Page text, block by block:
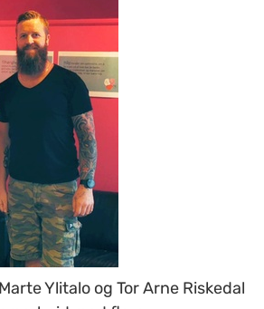
Ylitalo og Tor Arne Riskedal